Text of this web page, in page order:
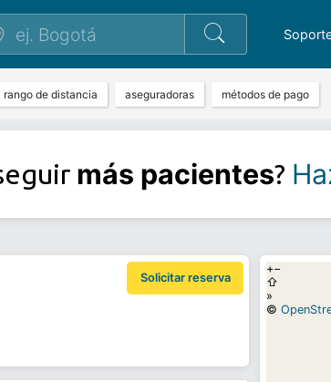
rango de distancia aseguradoras métodos de pago
más pacientes?
Solicitar reserva
+−
⇧
»
©